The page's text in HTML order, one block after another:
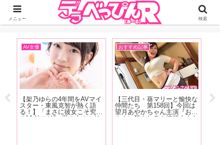
ジーオーティーが運営するちょっとHなニュースサイ。サイト内のリンクには
DMMアフィリエイトが含まれているものがあります
AV女優
【#川上パイセンカウントダ
ウン対談 カウント3】リアル
レジェンド・蒼井そらと川上
奈々美＆古川いおりの超豪華
おすすめ記事
【写真集『ぐらたん』発売記
念！小倉七海特集】デビュー
作からあっという間に成長を
遂げた、ぐらたんの進化を感
【
メニュー 検索